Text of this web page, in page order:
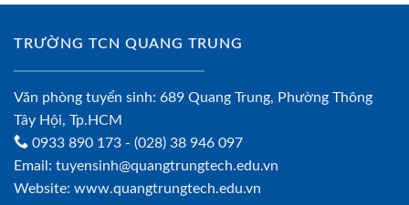
TRƯỜNG TCN QUANG TRUNG
Văn phòng tuyển sinh: 689 Quang Trung, Phường Thông
Tây Hội, Tp.HCM
0933 890 173 - (028) 38 946 097
Email: tuyensinh@quangtrungtech.edu.vn
Website: www.quangtrungtech.edu.vn